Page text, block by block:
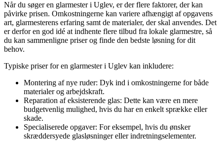
Når du søger en glarmester i Uglev, er der flere faktorer, der kan
påvirke prisen. Omkostningerne kan variere afhængigt af opgavens
art, glarmesterens erfaring samt de materialer, der skal anvendes. Det
er derfor en god idé at indhente flere tilbud fra lokale glarmestre, så
du kan sammenligne priser og finde den bedste løsning for dit
behov.
Typiske priser for en glarmester i Uglev kan inkludere:
Montering af nye ruder: Dyk ind i omkostningerne for både
materialer og arbejdskraft.
Reparation af eksisterende glas: Dette kan være en mere
budgetvenlig mulighed, hvis du har en enkelt sprække eller
skade.
Specialiserede opgaver: For eksempel, hvis du ønsker
skræddersyede glasløsninger eller indretningselementer.